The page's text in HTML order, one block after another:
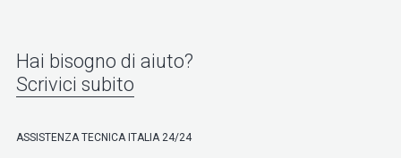
Hai bisogno di aiuto?
Scrivici subito
ASSISTENZA TECNICA ITALIA 24/24